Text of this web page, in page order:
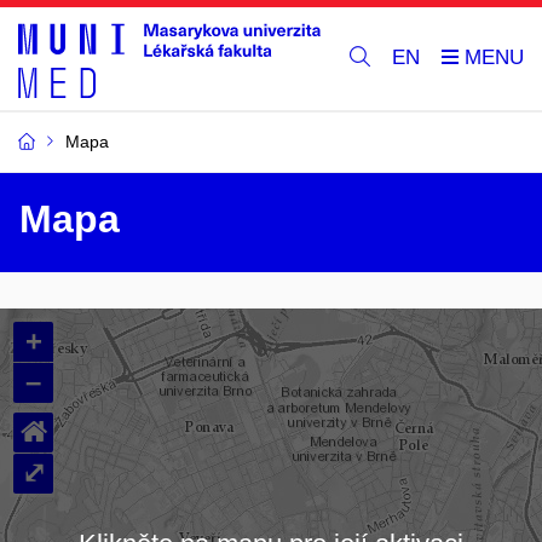
EN
Mapa
Mapa
+
–
⌂
⤢